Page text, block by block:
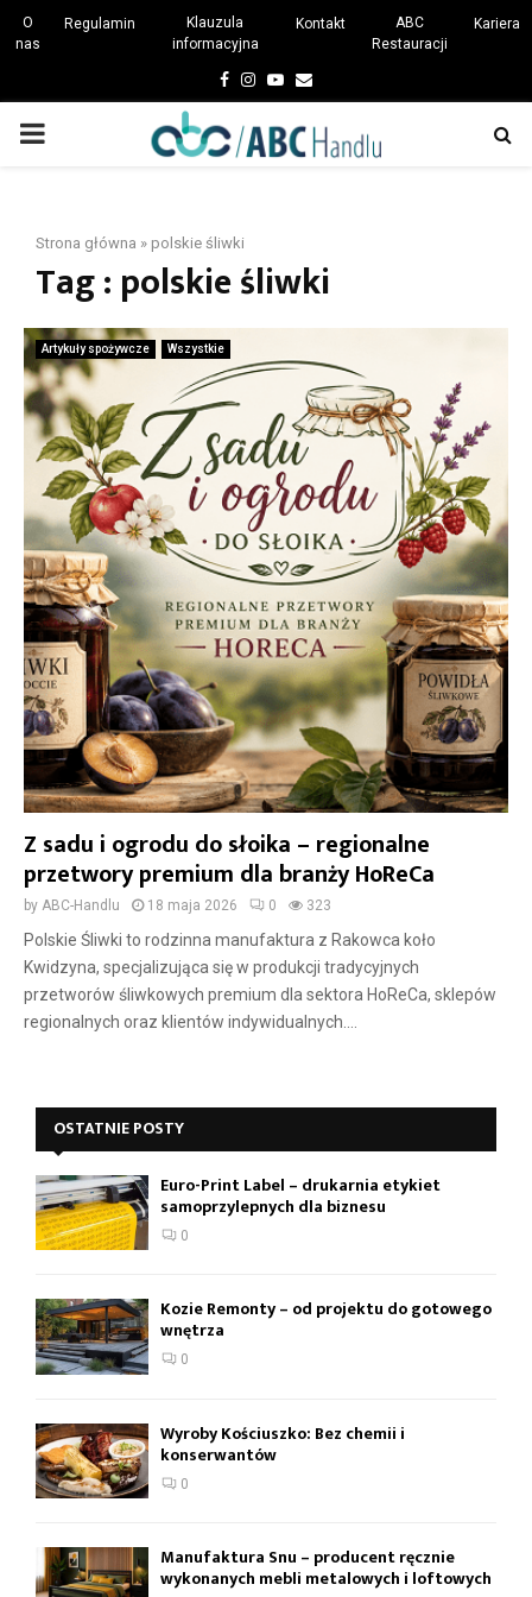
O
nas
Regulamin
Klauzula
informacyjna
Kontakt
ABC
Restauracji
Kariera
Facebook
Instagram
Youtube
Email
PRIMARY
Strona główna » polskie śliwki
Tag : polskie śliwki
Artykuły spożywcze Wszystkie
Z sadu i ogrodu do słoika – regionalne
przetwory premium dla branży HoReCa
by ABC-Handlu 18 maja 2026 0 323
Polskie Śliwki to rodzinna manufaktura z Rakowca koło
Kwidzyna, specjalizująca się w produkcji tradycyjnych
przetworów śliwkowych premium dla sektora HoReCa, sklepów
regionalnych oraz klientów indywidualnych....
OSTATNIE POSTY
Euro-Print Label – drukarnia etykiet
samoprzylepnych dla biznesu
0
Kozie Remonty – od projektu do gotowego
wnętrza
0
Wyroby Kościuszko: Bez chemii i
konserwantów
0
Manufaktura Snu – producent ręcznie
wykonanych mebli metalowych i loftowych